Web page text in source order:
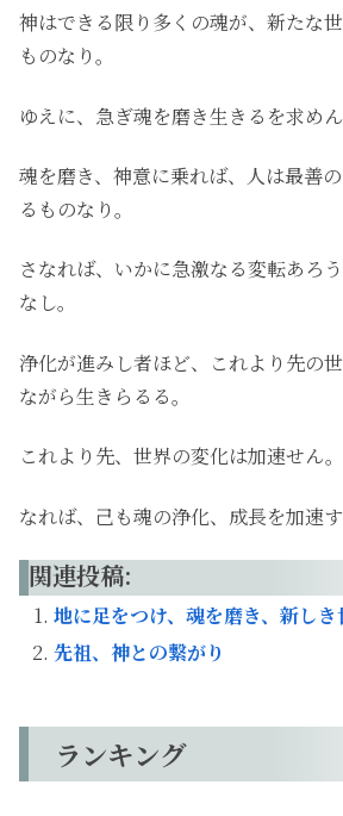
神はできる限り多くの魂が、新たな
ものなり。
ゆえに、急ぎ魂を磨き生きるを求めん
魂を磨き、神意に乗れば、人は最善
るものなり。
さなれば、いかに急激なる変転あろ
なし。
浄化が進みし者ほど、これより先の
ながら生きらるる。
これより先、世界の変化は加速せん。
なれば、己も魂の浄化、成長を加速
関連投稿:
地に足をつけ、魂を磨き、新しき
先祖、神との繋がり
ランキング